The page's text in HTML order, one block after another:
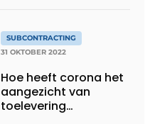
SUBCONTRACTING
31 OKTOBER 2022
Hoe heeft corona het
aangezicht van
toelevering